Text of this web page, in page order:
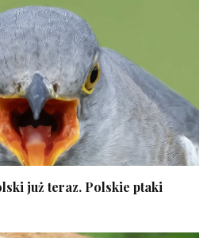
już teraz. Polskie ptaki